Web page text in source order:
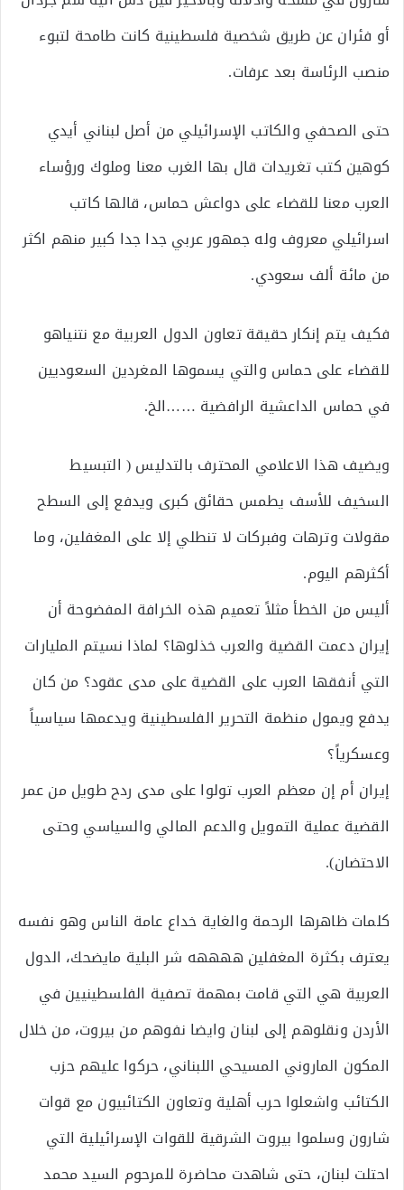
أو فئران عن طريق شخصية فلسطينية كانت طامحة لتبوء
منصب الرئاسة بعد عرفات.
حتى الصحفي والكاتب الإسرائيلي من أصل لبناني أيدي
كوهين كتب تغريدات قال بها الغرب معنا وملوك ورؤساء
العرب معنا للقضاء على دواعش حماس، قالها كاتب
اسرائيلي معروف وله جمهور عربي جدا جدا كبير منهم اكثر
من مائة ألف سعودي.
فكيف يتم إنكار حقيقة تعاون الدول العربية مع نتنياهو
للقضاء على حماس والتي يسموها المغردين السعوديين
في حماس الداعشية الرافضية ……الخ.
ويضيف هذا الاعلامي المحترف بالتدليس ( التبسيط
السخيف للأسف يطمس حقائق كبرى ويدفع إلى السطح
مقولات وترهات وفبركات لا تنطلي إلا على المغفلين، وما
أكثرهم اليوم.
أليس من الخطأ مثلاً تعميم هذه الخرافة المفضوحة أن
إيران دعمت القضية والعرب خذلوها؟ لماذا نسيتم المليارات
التي أنفقها العرب على القضية على مدى عقود؟ من كان
يدفع ويمول منظمة التحرير الفلسطينية ويدعمها سياسياً
وعسكرياً؟
إيران أم إن معظم العرب تولوا على مدى ردح طويل من عمر
القضية عملية التمويل والدعم المالي والسياسي وحتى
الاحتضان).
كلمات ظاهرها الرحمة والغاية خداع عامة الناس وهو نفسه
يعترف بكثرة المغفلين ههههه شر البلية مايضحك، الدول
العربية هي التي قامت بمهمة تصفية الفلسطينيين في
الأردن ونقلوهم إلى لبنان وايضا نفوهم من بيروت، من خلال
المكون الماروني المسيحي اللبناني، حركوا عليهم حزب
الكتائب واشعلوا حرب أهلية وتعاون الكتائبيون مع قوات
شارون وسلموا بيروت الشرقية للقوات الإسرائيلية التي
احتلت لبنان، حتى شاهدت محاضرة للمرحوم السيد محمد